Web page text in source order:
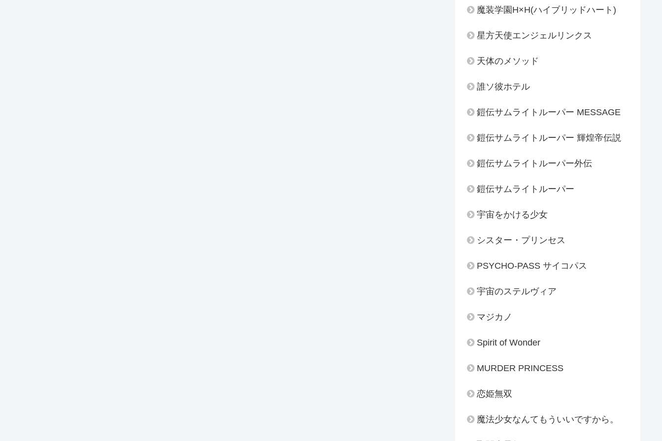
魔装学園H×H(ハイブリッドハート)
星方天使エンジェルリンクス
天体のメソッド
誰ソ彼ホテル
鎧伝サムライトルーパー MESSAGE
鎧伝サムライトルーパー 輝煌帝伝説
鎧伝サムライトルーパー外伝
鎧伝サムライトルーパー
宇宙をかける少女
シスター・プリンセス
PSYCHO-PASS サイコパス
宇宙のステルヴィア
マジカノ
Spirit of Wonder
MURDER PRINCESS
恋姫無双
魔法少女なんてもういいですから。